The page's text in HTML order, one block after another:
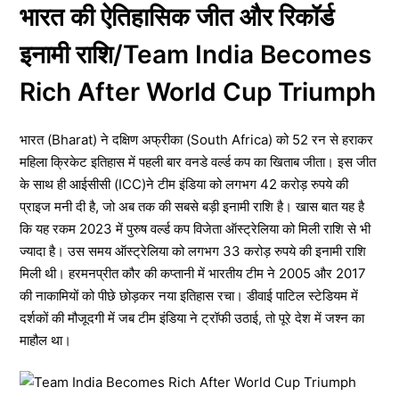
भारत की ऐतिहासिक जीत और रिकॉर्ड
इनामी राशि/Team India Becomes
Rich After World Cup Triumph
भारत (Bharat) ने दक्षिण अफ्रीका (South Africa) को 52 रन से हराकर
महिला क्रिकेट इतिहास में पहली बार वनडे वर्ल्ड कप का खिताब जीता। इस जीत
के साथ ही आईसीसी (ICC)ने टीम इंडिया को लगभग 42 करोड़ रुपये की
प्राइज मनी दी है, जो अब तक की सबसे बड़ी इनामी राशि है। खास बात यह है
कि यह रकम 2023 में पुरुष वर्ल्ड कप विजेता ऑस्ट्रेलिया को मिली राशि से भी
ज्यादा है। उस समय ऑस्ट्रेलिया को लगभग 33 करोड़ रुपये की इनामी राशि
मिली थी। हरमनप्रीत कौर की कप्तानी में भारतीय टीम ने 2005 और 2017
की नाकामियों को पीछे छोड़कर नया इतिहास रचा। डीवाई पाटिल स्टेडियम में
दर्शकों की मौजूदगी में जब टीम इंडिया ने ट्रॉफी उठाई, तो पूरे देश में जश्न का
माहौल था।